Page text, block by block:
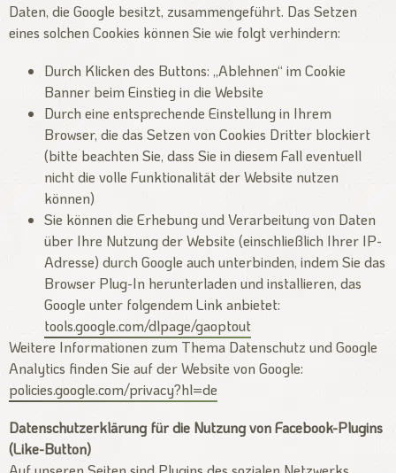
Daten, die Google besitzt, zusammengeführt. Das Setzen
eines solchen Cookies können Sie wie folgt verhindern:
Durch Klicken des Buttons: „Ablehnen“ im Cookie
Banner beim Einstieg in die Website
Durch eine entsprechende Einstellung in Ihrem
Browser, die das Setzen von Cookies Dritter blockiert
(bitte beachten Sie, dass Sie in diesem Fall eventuell
nicht die volle Funktionalität der Website nutzen
können)
Sie können die Erhebung und Verarbeitung von Daten
über Ihre Nutzung der Website (einschließlich Ihrer IP-
Adresse) durch Google auch unterbinden, indem Sie das
Browser Plug-In herunterladen und installieren, das
Google unter folgendem Link anbietet:
tools.google.com/dlpage/gaoptout
Weitere Informationen zum Thema Datenschutz und Google
Analytics finden Sie auf der Website von Google:
policies.google.com/privacy?hl=de
Datenschutzerklärung für die Nutzung von Facebook-Plugins
(Like-Button)